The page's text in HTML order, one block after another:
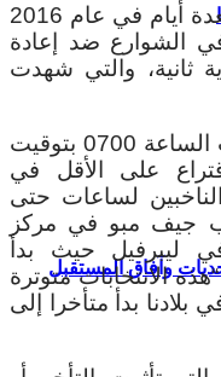
وآفاق المستقبل
وقطعت الجابون خدمة الإنترنت لعدة أيام في عام 2016
الشوارع ضد إعادة
ثانية، والتي شهدت
و كان من المقرر أن يبدأ التصويت الساعة 0700 بتوقيت
على الأقل في
لساعات حتى
جيف مبو في مركز
ليبرفيل حيث بدأ
الانتخابات متوترة
بلادنا بدأ متأخرا إلى